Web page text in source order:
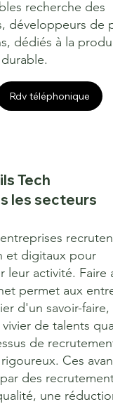
recherche des
développeurs de
dédiés à la
Rdv téléphonique
Tech
les secteurs
et digitaux pour
leur activité. Faire
permet aux
d'un savoir-
vivier de talents
de
Ces
des
une